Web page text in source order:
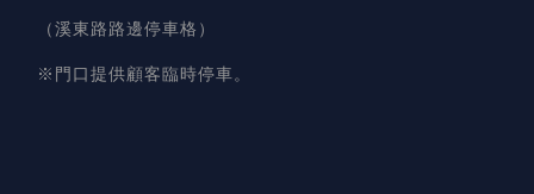
（溪東路路邊停車格）
※門口提供顧客臨時停車。